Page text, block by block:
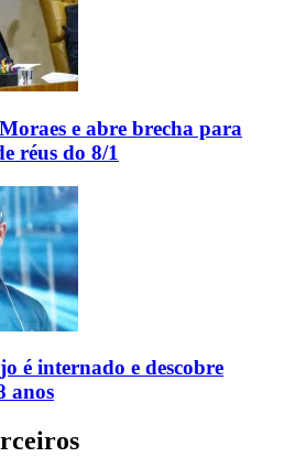
e abre brecha para
réus do 8/1
é internado e descobre
anos